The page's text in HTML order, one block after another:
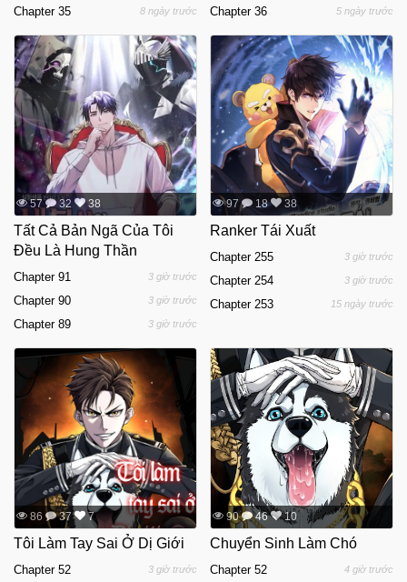
Chapter 35 8 ngày trước Chapter 36 5 ngày trước
57 32 38
Tất Cả Bản Ngã Của Tôi
Đều Là Hung Thần
Chapter 91 3 giờ trước
Chapter 90 3 giờ trước
Chapter 89 3 giờ trước
97 18 38
Ranker Tái Xuất
Chapter 255 3 giờ trước
Chapter 254 3 giờ trước
Chapter 253 15 ngày trước
86 37 7
Tôi Làm Tay Sai Ở Dị Giới
Chapter 52 3 giờ trước
90 46 10
Chuyển Sinh Làm Chó
Chapter 52 4 giờ trước